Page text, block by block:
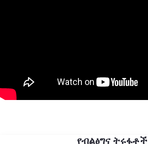
የብልፅግና ትሩፋቶች